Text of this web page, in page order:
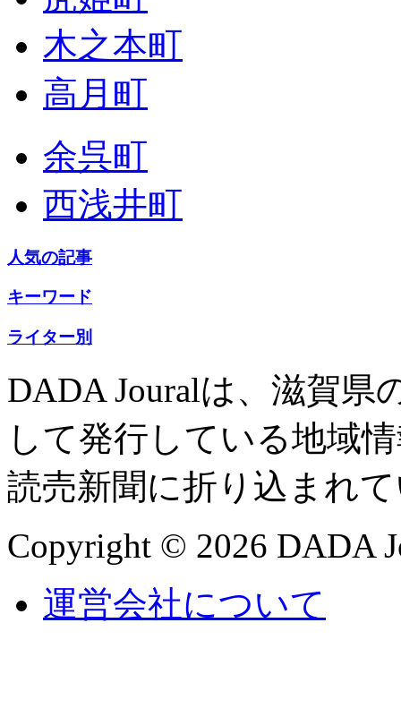
木之本町
高月町
余呉町
西浅井町
人気の記事
キーワード
ライター別
DADA Jouralは、滋賀県
して発行している地域
読売新聞に折り込まれ
Copyright © 2026 DADA
運営会社について